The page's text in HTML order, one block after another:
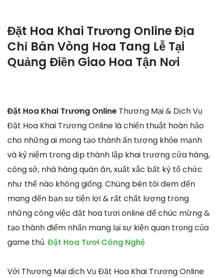
Đặt Hoa Khai Trương Online Địa
Chỉ Bán Vòng Hoa Tang Lễ Tại
Quảng Điền Giao Hoa Tận Nơi
Đặt Hoa Khai Trương Online Thương Mại & Dịch Vụ
Đặt Hoa Khai Trương Online là chiến thuật hoàn hảo
cho những ai mong tạo thành ấn tượng khỏe mạnh
và kỷ niệm trong dịp thành lập khai trương cửa hàng,
công sở, nhà hàng quán ăn, xuất xắc bất kỳ tổ chức
như thế nào không giống. Chúng bên tôi đem đến
mang đến bạn sự tiện lợi & rất chất lượng trong
những công việc đặt hoa tươi online để chúc mừng &
tạo thành điểm nhấn mang lại sự kiện quan trọng của
game thủ. Đặt Hoa Tươi Công Nghệ
Với Thương Mại dịch Vụ Đặt Hoa Khai Trương Online